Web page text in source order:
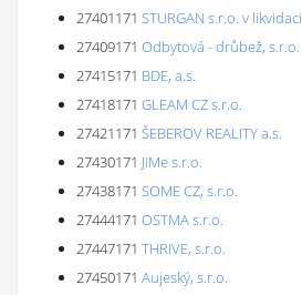
27401171 STURGAN s.r.o. v likvidaci
27409171 Odbytová - drůbež, s.r.o.
27415171 BDE, a.s.
27418171 GLEAM CZ s.r.o.
27421171 ŠEBEROV REALITY a.s.
27430171 JiMe s.r.o.
27438171 SOME CZ, s.r.o.
27444171 OSTMA s.r.o.
27447171 THRIVE, s.r.o.
27450171 Aujeský, s.r.o.